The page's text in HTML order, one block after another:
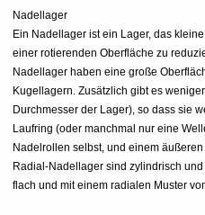
Nadellager
Ein Nadellager ist ein Lager, das
einer rotierenden Oberfläche zu
Nadellager haben eine große
Kugellagern. Zusätzlich gibt es
Durchmesser der Lager), so dass sie
Laufring (oder manchmal nur eine
Nadelrollen selbst, und einem
Radial-Nadellager sind zylindrisch
flach und mit einem radialen Muster